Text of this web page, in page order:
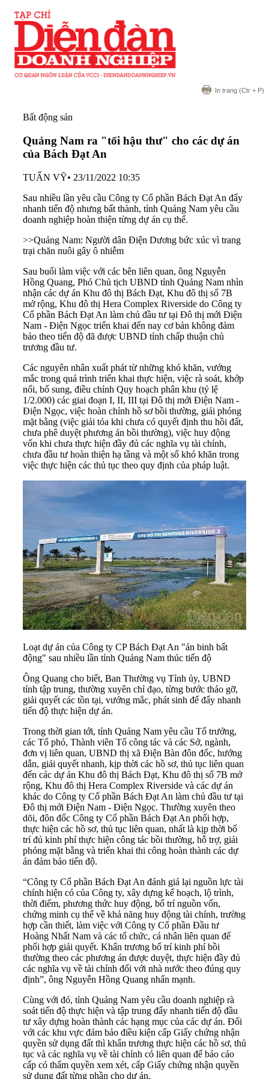
In trang (Ctr + P)
Bất động sản
Quảng Nam ra "tối hậu thư" cho các dự án
của Bách Đạt An
TUẤN VỸ• 23/11/2022 10:35
Sau nhiều lần yêu cầu Công ty Cổ phần Bách Đạt An đẩy
nhanh tiến độ nhưng bất thành, tỉnh Quảng Nam yêu cầu
doanh nghiệp hoàn thiện từng dự án cụ thể.
>>Quảng Nam: Người dân Điện Dương bức xúc vì trang
trại chăn nuôi gây ô nhiễm
Sau buổi làm việc với các bên liên quan, ông Nguyễn
Hồng Quang, Phó Chủ tịch UBND tỉnh Quảng Nam nhìn
nhận các dự án Khu đô thị Bách Đạt, Khu đô thị số 7B
mở rộng, Khu đô thị Hera Complex Riverside do Công ty
Cổ phần Bách Đạt An làm chủ đầu tư tại Đô thị mới Điện
Nam - Điện Ngọc triển khai đến nay cơ bản không đảm
bảo theo tiến độ đã được UBND tỉnh chấp thuận chủ
trương đầu tư.
Các nguyên nhân xuất phát từ những khó khăn, vướng
mắc trong quá trình triển khai thực hiện, việc rà soát, khớp
nối, bổ sung, điều chỉnh Quy hoạch phân khu (tỷ lệ
1/2.000) các giai đoạn I, II, III tại Đô thị mới Điện Nam -
Điện Ngọc, việc hoàn chỉnh hồ sơ bồi thường, giải phóng
mặt bằng (việc giải tỏa khi chưa có quyết định thu hồi đất,
chưa phê duyệt phương án bồi thường), việc huy động
vốn khi chưa thực hiện đầy đủ các nghĩa vụ tài chính,
chưa đầu tư hoàn thiện hạ tầng và một số khó khăn trong
việc thực hiện các thủ tục theo quy định của pháp luật.
Loạt dự án của Công ty CP Bách Đạt An "án binh bất
động" sau nhiều lần tỉnh Quảng Nam thúc tiến độ
Ông Quang cho biết, Ban Thường vụ Tỉnh ủy, UBND
tỉnh tập trung, thường xuyên chỉ đạo, từng bước tháo gỡ,
giải quyết các tồn tại, vướng mắc, phát sinh để đẩy nhanh
tiến độ thực hiện dự án.
Trong thời gian tới, tỉnh Quảng Nam yêu cầu Tổ trưởng,
các Tổ phó, Thành viên Tổ công tác và các Sở, ngành,
đơn vị liên quan, UBND thị xã Điện Bàn đôn đốc, hướng
dẫn, giải quyết nhanh, kịp thời các hồ sơ, thủ tục liên quan
đến các dự án Khu đô thị Bách Đạt, Khu đô thị số 7B mở
rộng, Khu đô thị Hera Complex Riverside và các dự án
khác do Công ty Cổ phần Bách Đạt An làm chủ đầu tư tại
Đô thị mới Điện Nam - Điện Ngọc. Thường xuyên theo
dõi, đôn đốc Công ty Cổ phần Bách Đạt An phối hợp,
thực hiện các hồ sơ, thủ tục liên quan, nhất là kịp thời bố
trí đủ kinh phí thực hiện công tác bồi thường, hỗ trợ, giải
phóng mặt bằng và triển khai thi công hoàn thành các dự
án đảm bảo tiến độ.
“Công ty Cổ phần Bách Đạt An đánh giá lại nguồn lực tài
chính hiện có của Công ty, xây dựng kế hoạch, lộ trình,
thời điểm, phương thức huy động, bố trí nguồn vốn,
chứng minh cụ thể về khả năng huy động tài chính, trường
hợp cần thiết, làm việc với Công ty Cổ phần Đầu tư
Hoàng Nhất Nam và các tổ chức, cá nhân liên quan để
phối hợp giải quyết. Khẩn trương bố trí kinh phí bồi
thường theo các phương án được duyệt, thực hiện đầy đủ
các nghĩa vụ về tài chính đối với nhà nước theo đúng quy
định”, ông Nguyễn Hồng Quang nhấn mạnh.
Cùng với đó, tỉnh Quảng Nam yêu cầu doanh nghiệp rà
soát tiến độ thực hiện và tập trung đẩy nhanh tiến độ đầu
tư xây dựng hoàn thành các hạng mục của các dự án. Đối
với các khu vực đảm bảo điều kiện cấp Giấy chứng nhận
quyền sử dụng đất thì khẩn trương thực hiện các hồ sơ, thủ
tục và các nghĩa vụ về tài chính có liên quan để báo cáo
cấp có thẩm quyền xem xét, cấp Giấy chứng nhận quyền
sử dụng đất từng phần cho dự án.